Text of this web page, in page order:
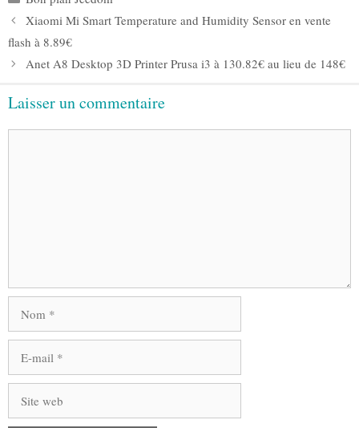
Xiaomi Mi Smart Temperature and Humidity Sensor en vente
flash à 8.89€
Anet A8 Desktop 3D Printer Prusa i3 à 130.82€ au lieu de 148€
Laisser un commentaire
mail
web